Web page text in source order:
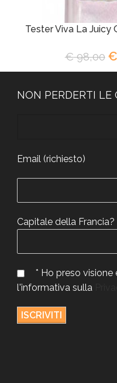
Tester Viva La Juicy
€98,00 €
NON PERDERTI LE
Email (richiesto)
Capitale della Francia?
* Ho preso
l'informativa sulla